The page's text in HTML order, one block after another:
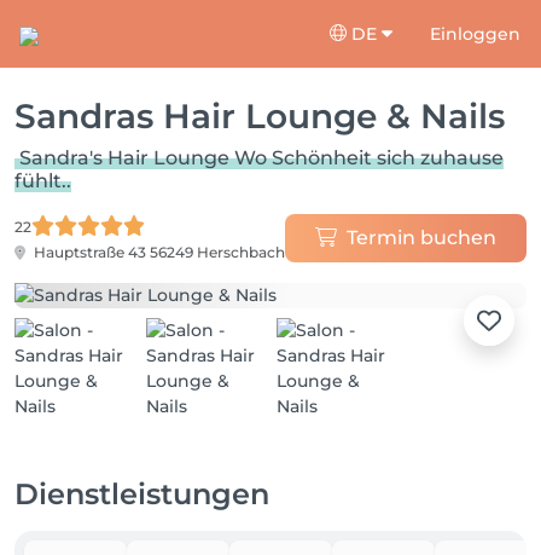
DE Einloggen
Sandras Hair Lounge & Nails
Sandra's Hair Lounge Wo Schönheit sich zuhause
fühlt..
22
Hauptstraße 43 56249 Herschbach
Termin buchen
Dienstleistungen